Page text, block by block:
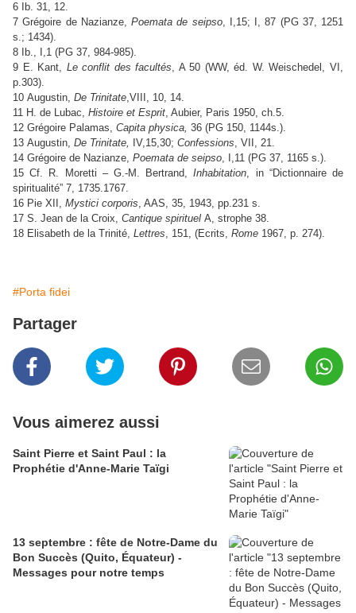
6 Ib. 31, 12.
7 Grégoire de Nazianze, Poemata de seipso, I,15; I, 87 (PG 37, 1251
s.; 1434).
8 Ib., I,1 (PG 37, 984-985).
9 E. Kant, Le conflit des facultés, A 50 (WW, éd. W. Weischedel, VI,
p.303).
10 Augustin, De Trinitate,VIII, 10, 14.
11 H. de Lubac, Histoire et Esprit, Aubier, Paris 1950, ch.5.
12 Grégoire Palamas, Capita physica, 36 (PG 150, 1144s.).
13 Augustin, De Trinitate, IV,15,30; Confessions, VII, 21.
14 Grégoire de Nazianze, Poemata de seipso, I,11 (PG 37, 1165 s.).
15 Cf. R. Moretti – G.-M. Bertrand,Inhabitation, in “Dictionnaire de
spiritualité” 7, 1735.1767.
16 Pie XII, Mystici corporis, AAS, 35, 1943, pp.231 s.
17 S. Jean de la Croix, Cantique spirituel A, strophe 38.
18 Elisabeth de la Trinité, Lettres, 151, (Ecrits, Rome 1967, p. 274).
#Porta fidei
Partager
Vous aimerez aussi
Saint Pierre et Saint Paul : la
Prophétie d'Anne-Marie Taïgi
13 septembre : fête de Notre-Dame du
Bon Succès (Quito, Équateur) -
Messages pour notre temps